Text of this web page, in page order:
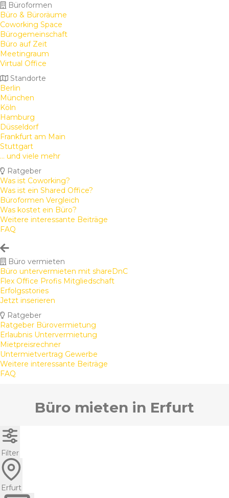
Büroformen
Büro & Büroräume
Coworking Space
Bürogemeinschaft
Büro auf Zeit
Meetingraum
Virtual Office
Standorte
Berlin
München
Köln
Hamburg
Düsseldorf
Frankfurt am Main
Stuttgart
... und viele mehr
Ratgeber
Was ist Coworking?
Was ist ein Shared Office?
Büroformen Vergleich
Was kostet ein Büro?
Weitere interessante Beiträge
FAQ
Büro vermieten
Büro untervermieten mit shareDnC
Flex Office Profis Mitgliedschaft
Erfolgsstories
Jetzt inserieren
Ratgeber
Ratgeber Bürovermietung
Erlaubnis Untervermietung
Mietpreisrechner
Untermietvertrag Gewerbe
Weitere interessante Beiträge
FAQ
Büro mieten in Erfurt
Filter
Erfurt